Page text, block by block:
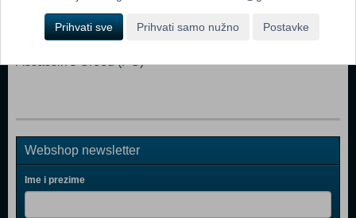
Call Of Duty 4 Modern Warfare (PC)
Spider - Man 3 (PC)
Assassin's Creed (PC)
Webshop newsletter
Ime i prezime
Prihvati sve Prihvati samo nužno Postavke